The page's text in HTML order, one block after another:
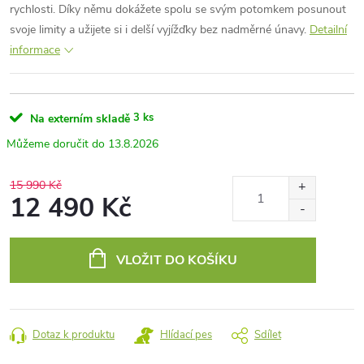
rychlosti. Díky němu dokážete spolu se svým potomkem posunout
svoje limity a užijete si i delší vyjížďky bez nadměrné únavy. Detailní
informace
Na externím skladě 3 ks
13.8.2026
15 990 Kč
12 490 Kč
VLOŽIT DO KOŠÍKU
Dotaz k produktu Hlídací pes Sdílet